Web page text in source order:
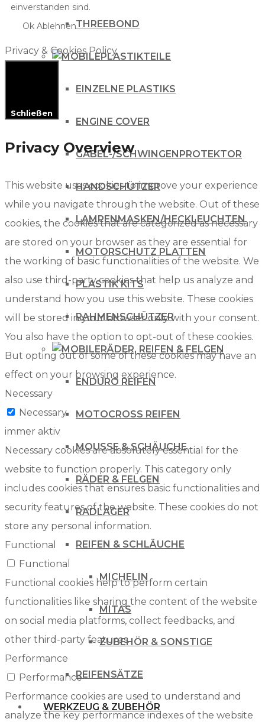
THREEBOND
PLASTIKTEILE
EINZELNE PLASTIKS
ENGINE COVER
GABEL-/SCHWINGENPROTEKTOR
HANDSCHÜTZER
LAMPENMASKEN/HECKLEUCHTEN
MOTORSCHUTZ PLATTEN
PLASTIK KITS
RAHMENSCHÜTZER
RÄDER, REIFEN & FELGEN
ENDURO REIFEN
MOTOCROSS REIFEN
MOUSSE & SCHÄUCHE
RÄDER & FELGEN
RADLAGER
REIFEN & SCHLÄUCHE
MICHELIN
MITAS
ZUBEHÖR & SONSTIGE
REIFENSÄTZE
WERKZEUG & ZUBEHÖR
einverstanden sind.
Ok Ablehnen
Privacy & Cookies Policy
Schließen
Privacy Overview
This website uses cookies to improve your experience
while you navigate through the website. Out of these
cookies, the cookies that are categorized as necessary
are stored on your browser as they are essential for
the working of basic functionalities of the website. We
also use third-party cookies that help us analyze and
understand how you use this website. These cookies
will be stored in your browser only with your consent.
You also have the option to opt-out of these cookies.
But opting out of some of these cookies may have an
effect on your browsing experience.
Necessary
Necessary
immer aktiv
Necessary cookies are absolutely essential for the
website to function properly. This category only
includes cookies that ensures basic functionalities and
security features of the website. These cookies do not
store any personal information.
Functional
Functional
Functional cookies help to perform certain
functionalities like sharing the content of the website
on social media platforms, collect feedbacks, and
other third-party features.
Performance
Performance
Performance cookies are used to understand and
analyze the key performance indexes of the website